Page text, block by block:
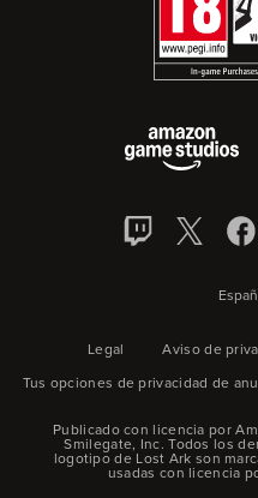
Legal Aviso de
Tus opciones de privacidad de
Publicado con licencia por
Smilegate, Inc.Todos los
logotipo de Lost Ark son
usadas con licencia